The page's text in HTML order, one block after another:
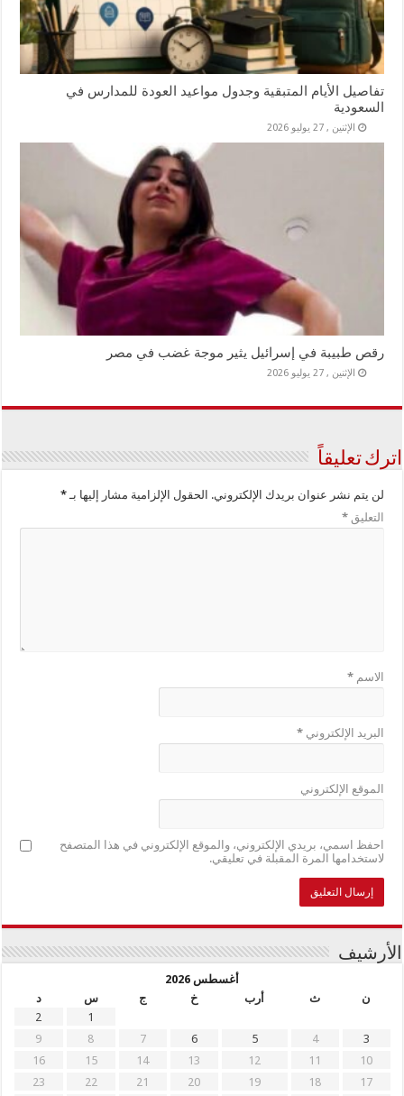
تفاصيل الأيام المتبقية وجدول مواعيد العودة للمدارس في
السعودية
الإثنين , 27 يوليو 2026
رقص طبيبة في إسرائيل يثير موجة غضب في مصر
الإثنين , 27 يوليو 2026
اترك تعليقاً
لن يتم نشر عنوان بريدك الإلكتروني. الحقول الإلزامية مشار إليها بـ*
التعليق*
الاسم*
البريد الإلكتروني*
الموقع الإلكتروني
احفظ اسمي، بريدي الإلكتروني، والموقع الإلكتروني في هذا المتصفح
لاستخدامها المرة المقبلة في تعليقي.
الأرشيف
أغسطس 2026
ن
ث أرب خ ج س
د
1
2
3
4
5
6
7
8
9
10
11
12
13
14
15
16
17
18
19
20
21
22
23